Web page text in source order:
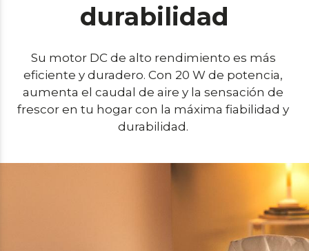
durabilidad
Su motor DC de alto rendimiento es más
eficiente y duradero. Con 20 W de potencia,
aumenta el caudal de aire y la sensación de
frescor en tu hogar con la máxima fiabilidad y
durabilidad.